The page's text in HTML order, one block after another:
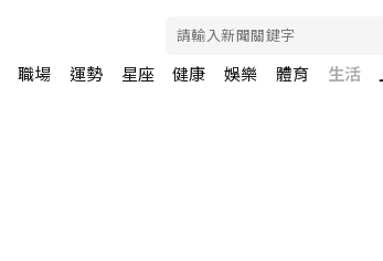
職場 運勢 星座 健康 娛樂 體育 生活